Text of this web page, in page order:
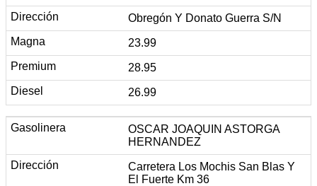
Obregón Y Donato Guerra S/N
23.99
28.95
26.99
OSCAR JOAQUIN ASTORGA
HERNANDEZ
Carretera Los Mochis San Blas Y
El Fuerte Km 36